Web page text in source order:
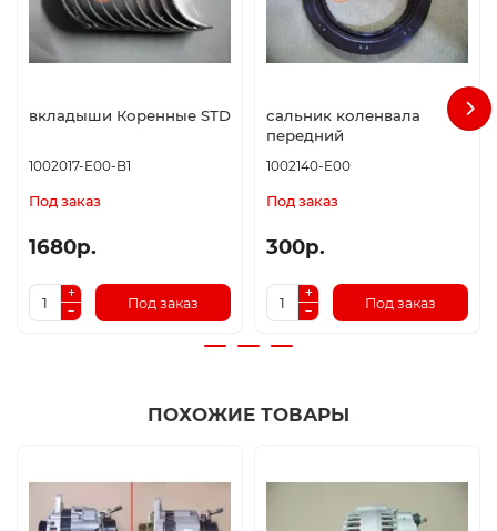
вкладыши Коренные STD
1002017-E00-B1
Под заказ
1680р.
Под заказ
сальник коленвала
передний
1002140-E00
Под заказ
300р.
Под заказ
ПОХОЖИЕ ТОВАРЫ